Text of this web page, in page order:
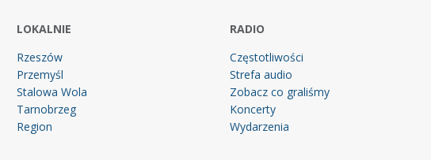
LOKALNIE
Rzeszów
Przemyśl
Stalowa Wola
Tarnobrzeg
Region
RADIO
Częstotliwości
Strefa audio
Zobacz co graliśmy
Koncerty
Wydarzenia